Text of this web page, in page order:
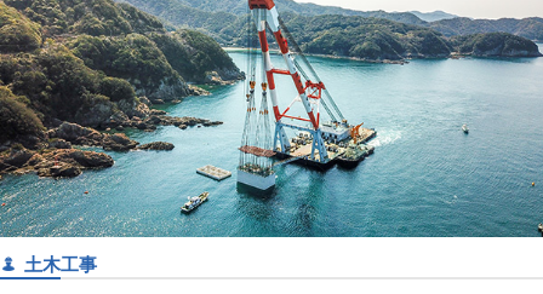
土木工事